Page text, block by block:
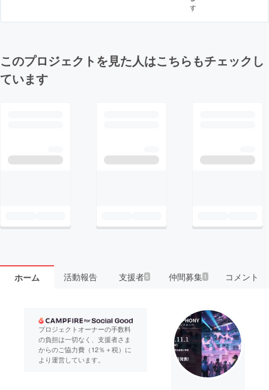
す
このプロジェクトを見た人はこちらもチェックし
ています
ホーム 活動報告 支援者5 仲間募集 1 コメント
プロジェクトオーナーの手数料
の負担は一切なく、支援者さま
からのご協力費（12％＋税）に
より運営しています。